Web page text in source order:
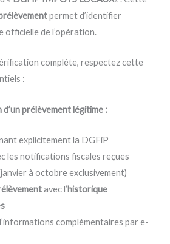
permet d’identifier
officielle de l’opération.
complète, respectez cette
:
prélèvement légitime :
explicitement la DGFiP
les notifications fiscales reçues
à octobre exclusivement)
avec l’historique
complémentaires par e-